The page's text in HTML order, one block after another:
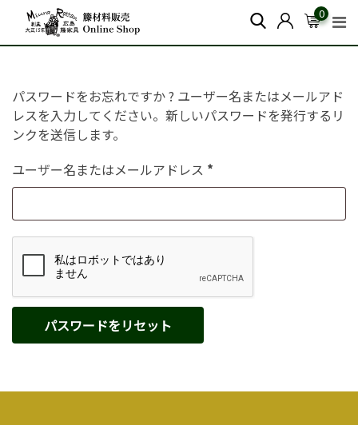
0
パスワードをお忘れですか ? ユーザー名またはメールアド
レスを入力してください。新しいパスワードを発行するリ
ンクを送信します。
ユーザー名またはメールアドレス *
パスワードをリセット